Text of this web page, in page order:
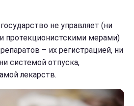
не управляет (ни
протекционистскими мерами)
– их регистрацией, ни
системой отпуска,
лекарств.